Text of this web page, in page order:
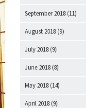
September 2018 (11)
August 2018 (9)
July 2018 (9)
June 2018 (8)
May 2018 (14)
April 2018 (9)